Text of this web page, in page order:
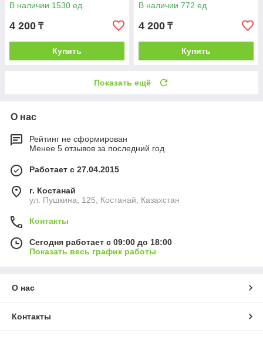
В наличии 1530 ед.
4 200 ₸
Купить
В наличии 772 ед.
4 200 ₸
Купить
Показать ещё
О нас
Рейтинг не сформирован
Менее 5 отзывов за последний год
Работает с 27.04.2015
г. Костанай
ул. Пушкина, 125, Костанай, Казахстан
Контакты
Сегодня работает с 09:00 до 18:00
Показать весь график работы
О нас
Контакты